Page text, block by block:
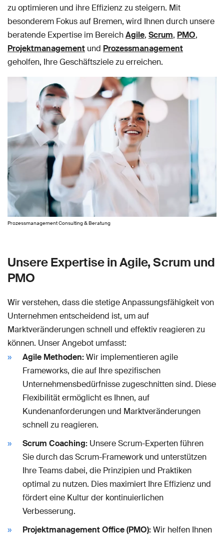
zu optimieren und ihre Effizienz zu steigern. Mit
besonderem Fokus auf Bremen, wird Ihnen durch unsere
beratende Expertise im BereichAgile, Scrum, PMO,
Projektmanagement und Prozessmanagement
geholfen, Ihre Geschäftsziele zu erreichen.
Prozessmanagement Consulting & Beratung
Unsere Expertise in Agile, Scrum und
PMO
Wir verstehen, dass die stetige Anpassungsfähigkeit von
Unternehmen entscheidend ist, um auf
Marktveränderungen schnell und effektiv reagieren zu
können. Unser Angebot umfasst:
Agile Methoden:Wir implementieren agile
Frameworks, die auf Ihre spezifischen
Unternehmensbedürfnisse zugeschnitten sind. Diese
Flexibilität ermöglicht es Ihnen, auf
Kundenanforderungen und Marktveränderungen
schnell zu reagieren.
Scrum Coaching: Unsere Scrum-Experten führen
Sie durch das Scrum-Framework und unterstützen
Ihre Teams dabei, die Prinzipien und Praktiken
optimal zu nutzen. Dies maximiert Ihre Effizienz und
fördert eine Kultur der kontinuierlichen
Verbesserung.
Projektmanagement Office (PMO):Wir helfen Ihnen